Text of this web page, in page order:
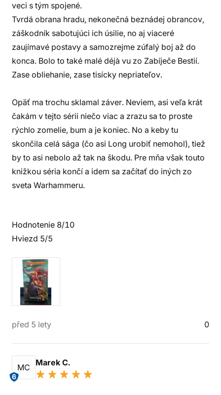
veci s tým spojené.
Tvrdá obrana hradu, nekonečná beznádej obrancov,
záškodník sabotujúci ich úsilie, no aj viaceré
zaujímavé postavy a samozrejme zúfalý boj až do
konca. Bolo to také malé déjà vu zo Zabíječe Bestií.
Zase obliehanie, zase tisícky nepriateľov.
Opäť ma trochu sklamal záver. Neviem, asi veľa krát
čakám v tejto sérii niečo viac a zrazu sa to proste
rýchlo zomelie, bum a je koniec. No a keby tu
skončila celá sága (čo asi Long urobiť nemohol), tiež
by to asi nebolo až tak na škodu. Pre mňa však touto
knižkou séria končí a idem sa začítať do iných zo
sveta Warhammeru.
Hodnotenie 8/10
Hviezd 5/5
před 5 lety 0
MC
6
Marek C.